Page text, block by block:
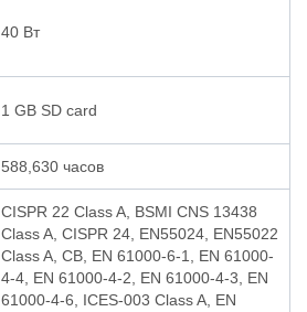
40 Вт
1 GB SD card
588,630 часов
CISPR 22 Class A, BSMI CNS 13438
Class A, CISPR 24, EN55024, EN55022
Class A, CB, EN 61000-6-1, EN 61000-
4-4, EN 61000-4-2, EN 61000-4-3, EN
61000-4-6, ICES-003 Class A, EN